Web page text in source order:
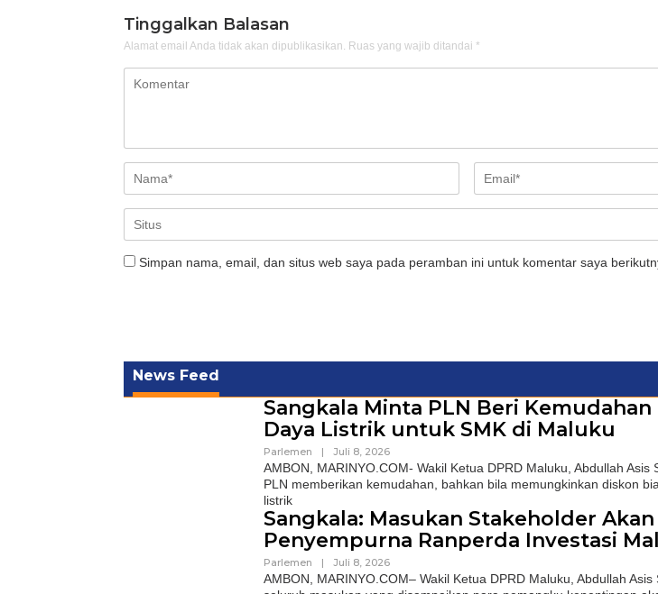
Tinggalkan Balasan
Alamat email Anda tidak akan dipublikasikan. Ruas yang wajib ditandai *
Simpan nama, email, dan situs web saya pada peramban ini untuk komentar saya
News Feed
Sangkala Minta PLN Beri
Daya Listrik untuk SMK di Maluku
Parlemen | Juli 8, 2026
AMBON, MARINYO.COM- Wakil Ketua DPRD Maluku, Abdullah Asis
PLN memberikan kemudahan, bahkan bila memungkinkan diskon
listrik
Sangkala: Masukan Stakeholder
Penyempurna Ranperda Investasi
Parlemen | Juli 8, 2026
AMBON, MARINYO.COM– Wakil Ketua DPRD Maluku, Abdullah